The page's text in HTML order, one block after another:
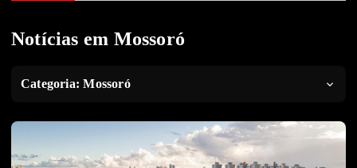
Notícias em Mossoró
Categoria: Mossoró